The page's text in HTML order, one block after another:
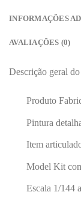
INFORMAÇÕES
AVALIAÇÕES (0)
Descrição geral
Produto
Pintura
Item
Model Kit
Escala 1/144